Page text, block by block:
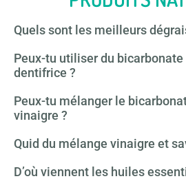
Quels sont les meilleurs
Peux-tu utiliser du
dentifrice ?
Peux-tu mélanger le
vinaigre ?
Quid du mélange vinaigre et
D’où viennent les huiles